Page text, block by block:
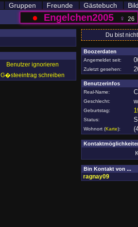
Gruppen Freunde Gästebuch
● Engelchen2005 ♀ 26
Benutzer ignorieren
G�steeintrag schreiben
Du bist
Boozerdaten
Angemeldet seit:
Zuletzt gesehen:
Benutzerinfos
Real-Name:
Geschlecht:
Geburtstag:
Status:
Wohnort (Karte):
Bin Kontakt von ...
ragnay09